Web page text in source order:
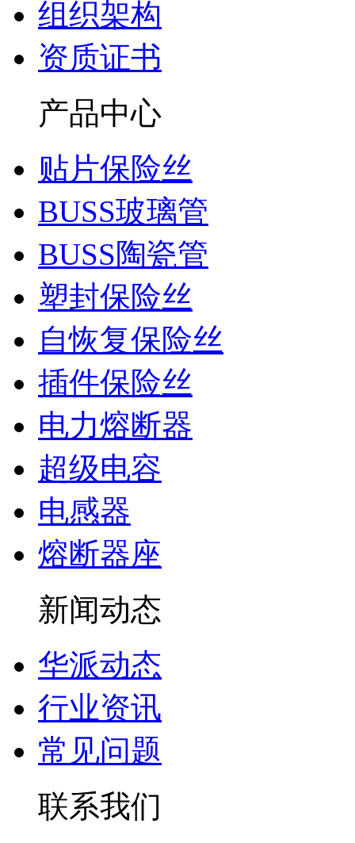
组织架构
资质证书
产品中心
贴片保险丝
BUSS玻璃管
BUSS陶瓷管
塑封保险丝
自恢复保险丝
插件保险丝
电力熔断器
超级电容
电感器
熔断器座
新闻动态
华派动态
行业资讯
常见问题
联系我们